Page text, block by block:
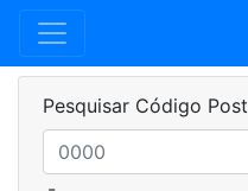
Pesquisar Código